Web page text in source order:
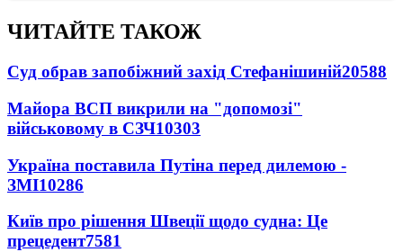
ЧИТАЙТЕ ТАКОЖ
Суд обрав запобіжний захід Стефанішиній20588
Майора ВСП викрили на "допомозі"
військовому в СЗЧ10303
Україна поставила Путіна перед дилемою -
ЗМІ10286
Київ про рішення Швеції щодо судна: Це
прецедент7581